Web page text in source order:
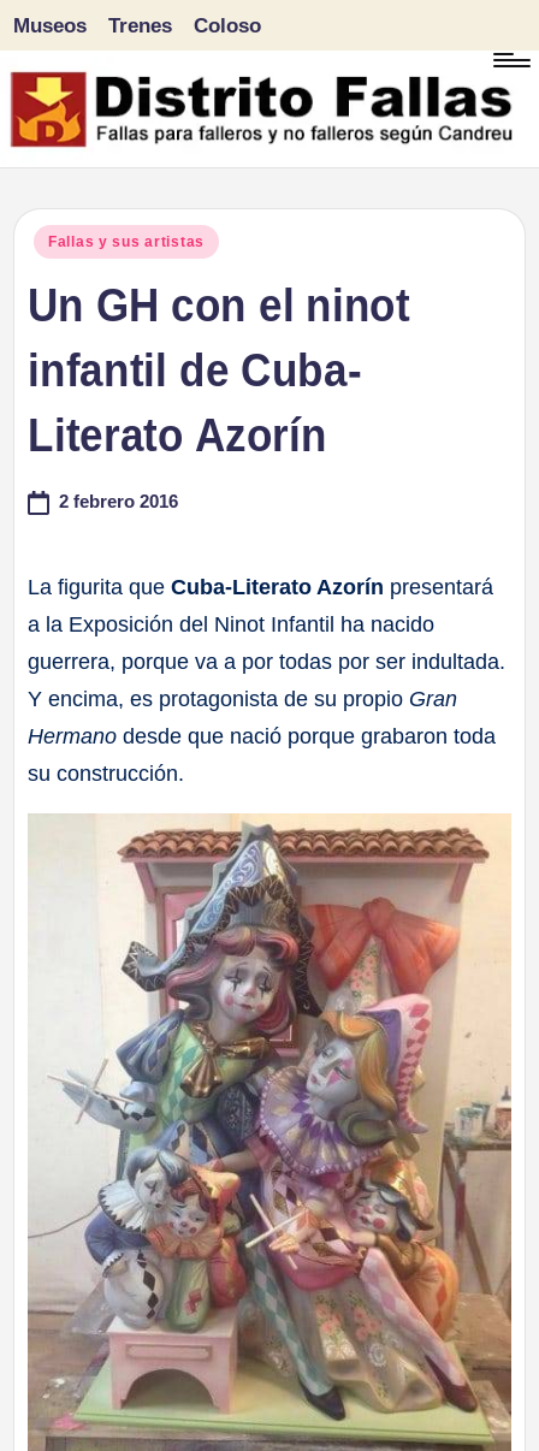
Saltar
al
Museos Trenes Coloso
Publicado
Fallas y sus artistas
Un GH con el ninot
infantil de Cuba-
Literato Azorín
2 febrero 2016
La figurita que Cuba-Literato Azorín presentará
a la Exposición del Ninot Infantil ha nacido
guerrera, porque va a por todas por ser indultada.
Y encima, es protagonista de su propio Gran
Hermano desde que nació porque grabaron toda
su construcción.